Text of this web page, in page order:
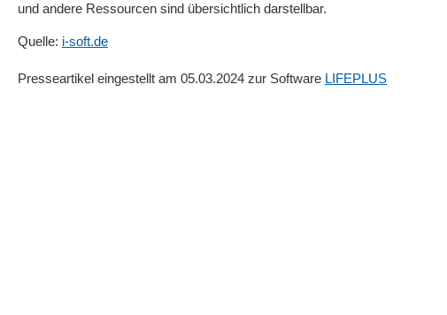
und andere Ressourcen sind übersichtlich darstellbar.
Quelle: i-soft.de
Presseartikel eingestellt am 05.03.2024 zur Software LIFEPLUS